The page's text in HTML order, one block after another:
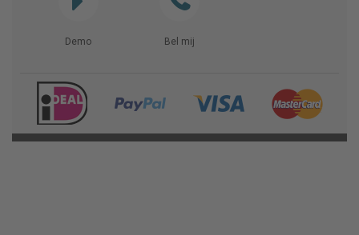
Demo Bel mij